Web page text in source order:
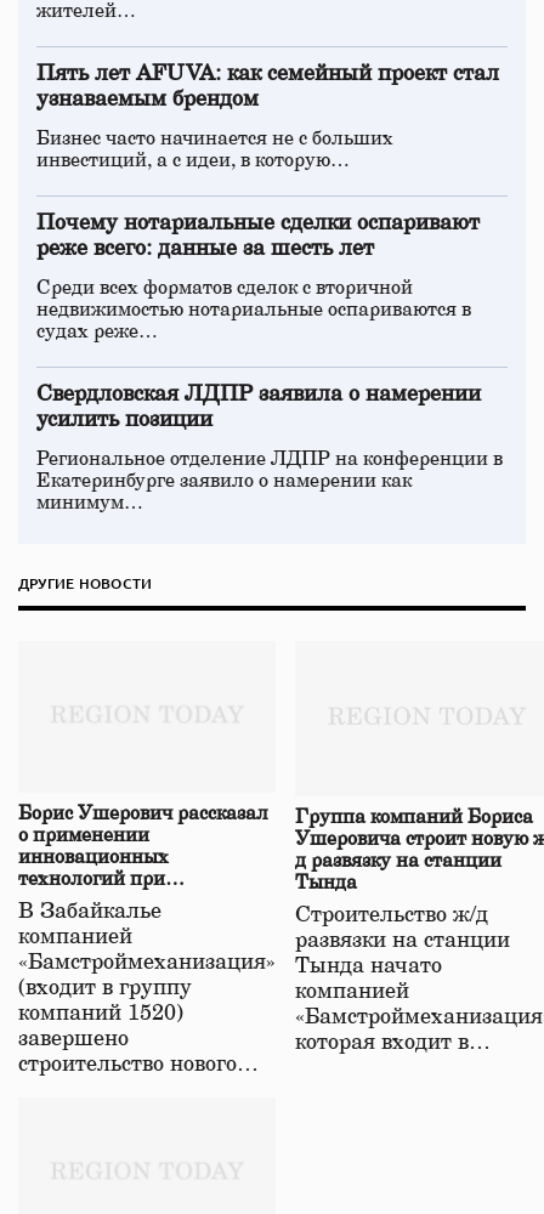
жителей…
Пять лет AFUVA: как семейный проект стал
узнаваемым брендом
Бизнес часто начинается не с больших
инвестиций, а с идеи, в которую…
Почему нотариальные сделки оспаривают
реже всего: данные за шесть лет
Среди всех форматов сделок с вторичной
недвижимостью нотариальные оспариваются в
судах реже…
Свердловская ЛДПР заявила о намерении
усилить позиции
Региональное отделение ЛДПР на конференции в
Екатеринбурге заявило о намерении как
минимум…
ДРУГИЕ НОВОСТИ
Борис Ушерович рассказал
о применении
инновационных
технологий при
строительстве нового моста
в Забайкалье
В Забайкалье
компанией
«Бамстроймеханизация»
(входит в группу
компаний 1520)
завершено
строительство нового…
Группа компаний Бориса
Ушеровича строит новую
д развязку на станции
Тында
Строительство ж/д
развязки на станции
Тында начато
компанией
которая входит в…